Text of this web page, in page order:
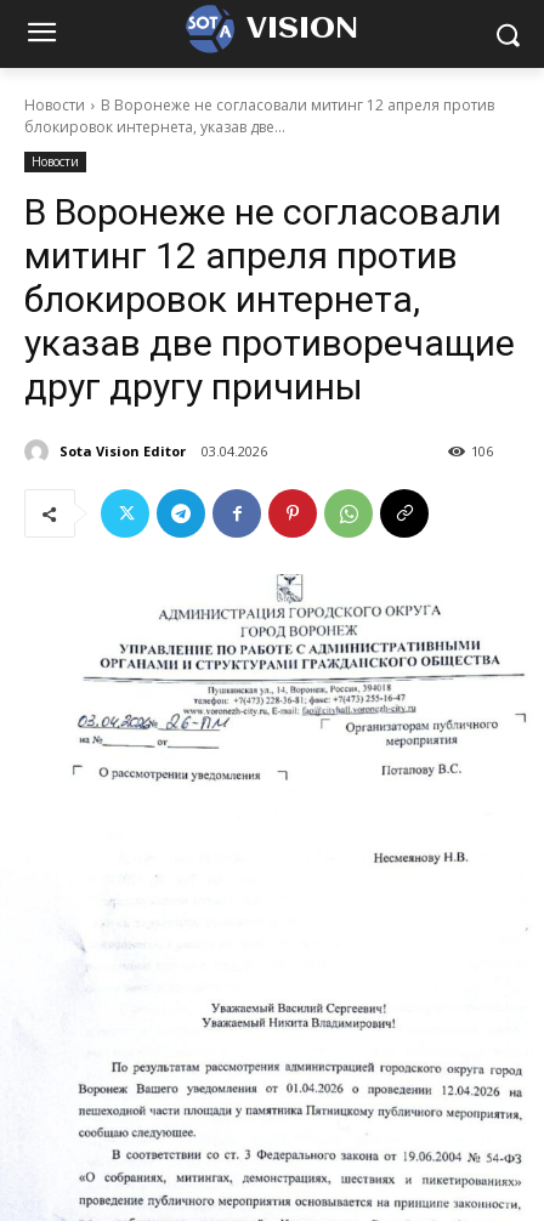
VISION
Новости
В Воронеже не согласовали митинг 12 апреля против
блокировок интернета, указав две...
Новости
В Воронеже не согласовали
митинг 12 апреля против
блокировок интернета,
указав две противоречащие
друг другу причины
Sota Vision Editor 03.04.2026 106